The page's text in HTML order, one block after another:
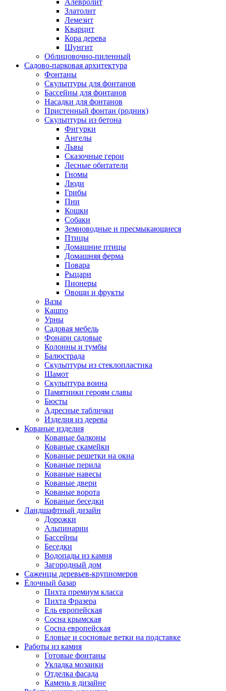
Златолит
Лемезит
Кварцит
Кора дерева
Шунгит
Облицовочно-пиленный
Садово-парковая архитектура
Фонтаны
Скульптуры для фонтанов
Бассейны для фонтанов
Насадки для фонтанов
Пристенный фонтан (родник)
Скульптуры из бетона
Фигурки
Ангелы
Львы
Сказочные герои
Лесные обитатели
Гномы
Люди
Грибы
Пни
Кошки
Собаки
Земноводные и пресмыкающиеся
Птицы
Домашние птицы
Домашняя ферма
Повара
Рыцари
Пионеры
Овощи и фрукты
Вазы
Кашпо
Урны
Садовая мебель
Фонари садовые
Колонны и тумбы
Балюстрада
Скульптуры из стеклопластика
Шамот
Скульптура воина
Памятники героям славы
Бюсты
Адресные таблички
Изделия из дерева
Кованые изделия
Кованые балконы
Кованые скамейки
Кованые решетки на окна
Кованые перила
Кованые навесы
Кованые двери
Кованые ворота
Кованые беседки
Ландшафтный дизайн
Дорожки
Альпинарии
Бассейны
Беседки
Водопады из камня
Загородный дом
Саженцы деревьев-крупномеров
Ёлочный базар
Пихта премиум класса
Пихта Фразера
Ель европейская
Сосна крымская
Сосна европейская
Еловые и сосновые ветки на подставке
Работы из камня
Готовые фонтаны
Укладка мозаики
Отделка фасада
Камень в дизайне